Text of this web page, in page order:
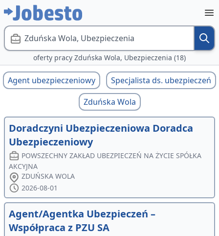
Zduńska Wola, Ubezpieczenia
oferty pracy Zduńska Wola, Ubezpieczenia (18)
Agent ubezpieczeniowy
Specjalista ds. ubezpieczeń
Zduńska Wola
Doradczyni Ubezpieczeniowa Doradca
Ubezpieczeniowy
POWSZECHNY ZAKŁAD UBEZPIECZEŃ NA ŻYCIE SPÓŁKA
AKCYJNA
ZDUŃSKA WOLA
2026-08-01
Agent/Agentka Ubezpieczeń –
Współpraca z PZU SA